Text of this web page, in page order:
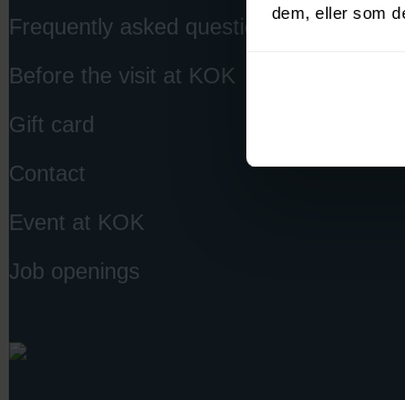
dem, eller som
Frequently asked questions
Before the visit at KOK
Gift card
Contact
Event at KOK
Job openings